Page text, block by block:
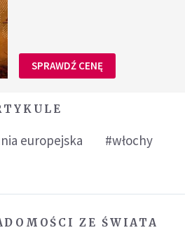
SPRAWDŹ CENĘ
europejska
#włochy
ZE ŚWIATA